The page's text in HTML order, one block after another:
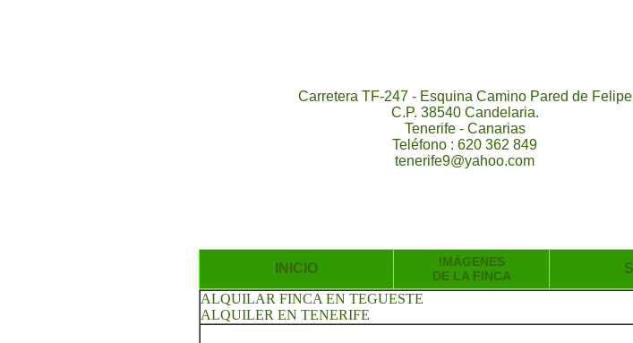
Carretera TF-247 - Esquina Camino Pared de Felipe
C.P. 38540 Candelaria.
Tenerife - Canarias
Teléfono : 620 362 849
tenerife9@yahoo.com
INICIO
IMÁGENES
DE LA FINCA
ALQUILAR FINCA EN TEGUESTE
ALQUILER EN TENERIFE